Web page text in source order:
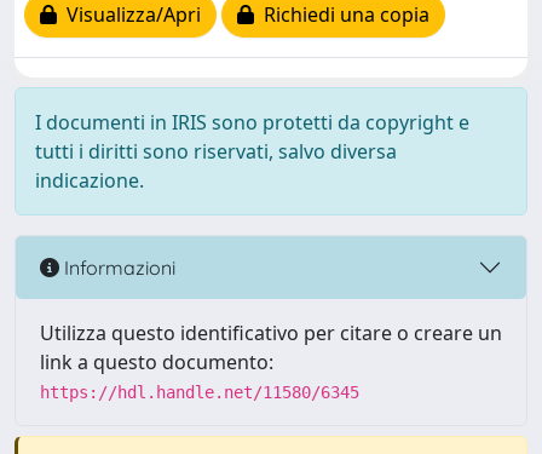
Visualizza/Apri
Richiedi una copia
I documenti in IRIS sono protetti da copyright e
tutti i diritti sono riservati, salvo diversa
indicazione.
Informazioni
Utilizza questo identificativo per citare o creare un
link a questo documento:
https://hdl.handle.net/11580/6345